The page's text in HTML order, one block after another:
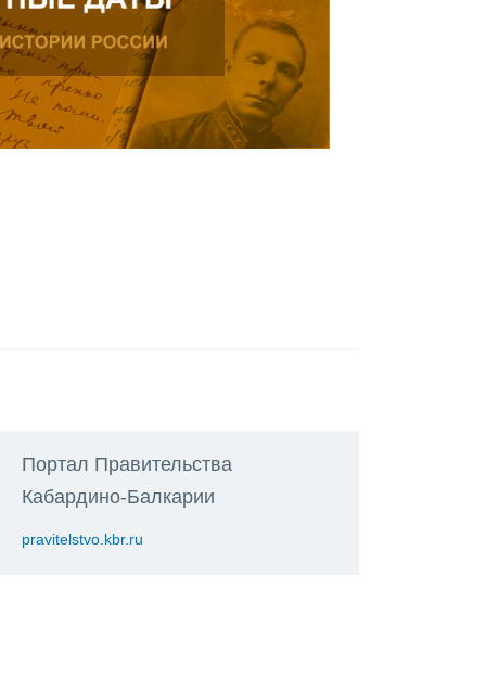
Портал Правительства
Кабардино-Балкарии
pravitelstvo.kbr.ru